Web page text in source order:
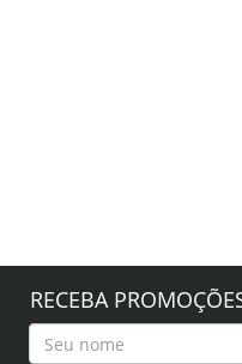
RECEBA